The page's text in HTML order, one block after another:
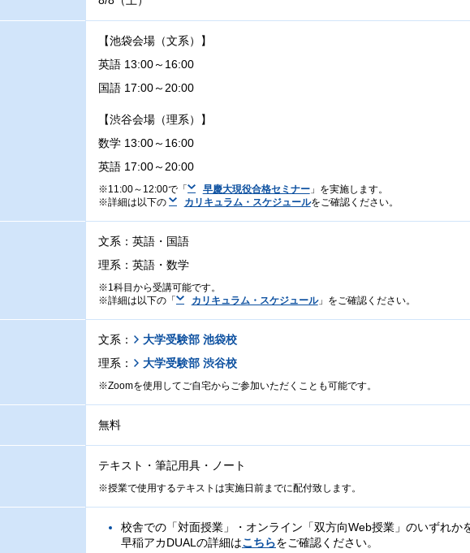
【池袋会場（文系）】
英語 13:00～16:00
国語 17:00～20:00
【渋谷会場（理系）】
数学 13:00～16:00
英語 17:00～20:00
11:00～12:00で「 早慶大現役合格セミナー」を実施します。
詳細は以下の
カリキュラム・スケジュールをご確認ください。
文系：英語・国語
理系：英語・数学
1科目から受講可能です。
詳細は以下の「
カリキュラム・スケジュール」をご確認ください。
文系：
大学受験部 池袋校
理系：
大学受験部 渋谷校
Zoomを使用してご自宅からご参加いただくことも可能です。
無料
テキスト・筆記用具・ノート
授業で使用するテキストは実施日前までに配付致します。
校舎での「対面授業」・オンライン「双方向Web授業」のいずれか
早稲アカDUALの詳細はこちらをご確認ください。